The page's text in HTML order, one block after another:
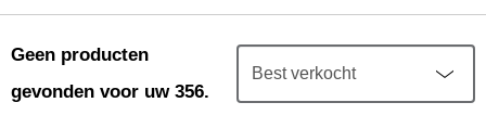
Mijn account
Geen producten
gevonden voor uw 356.